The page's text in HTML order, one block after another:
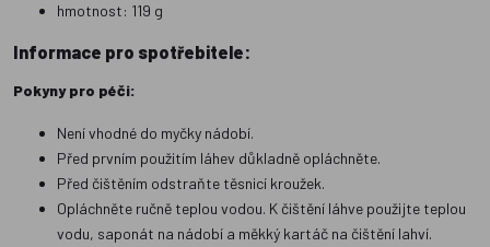
hmotnost: 119 g
Informace pro spotřebitele:
Pokyny pro péči:
Není vhodné do myčky nádobí.
Před prvním použitím láhev důkladně opláchněte.
Před čištěním odstraňte těsnicí kroužek.
Opláchněte ručně teplou vodou. K čištění láhve použijte teplou
vodu, saponát na nádobí a měkký kartáč na čištění lahví.